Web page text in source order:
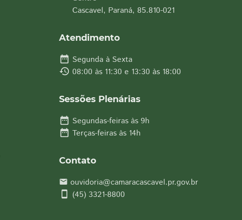
Cascavel, Paraná, 85.810-021
Atendimento
date_range Segunda à Sexta
history 08:00 às 11:30 e 13:30 às 18:00
Sessões Plenárias
date_range Segundas-feiras às 9h
date_range Terças-feiras às 14h
Contato
email ouvidoria@camaracascavel.pr.gov.br
smartphone (45) 3321-8800